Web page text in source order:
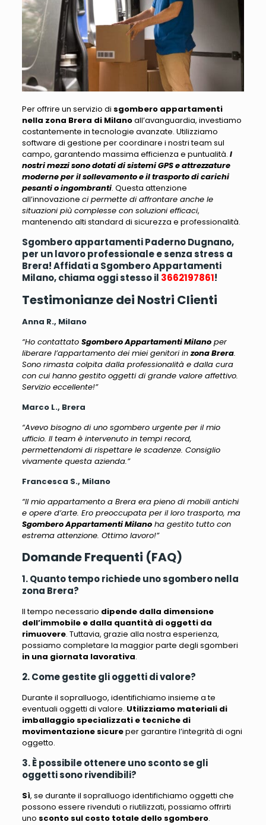
Per offrire un servizio di sgombero appartamenti
nella zona Brera di Milanoall’avanguardia, investiamo
costantemente in tecnologie avanzate. Utilizziamo
software di gestione per coordinare i nostri team sul
campo, garantendo massima efficienza e puntualità. I
nostri mezzi sono dotati di sistemi GPS e attrezzature
moderne per il sollevamento e il trasporto di carichi
pesanti o ingombranti. Questa attenzione
all’innovazione ci permette di affrontare anche le
situazioni più complesse con soluzioni efficaci,
mantenendo alti standard di sicurezza e professionalità.
Sgombero appartamenti Paderno Dugnano,
per un lavoro professionale e senza stress a
Brera! Affidati a Sgombero Appartamenti
Milano, chiama oggi stesso il 3662197861!
Testimonianze dei Nostri Clienti
Anna R., Milano
“Ho contattato Sgombero Appartamenti Milanoper
liberare l’appartamento dei miei genitori inzona Brera.
Sono rimasta colpita dalla professionalità e dalla cura
con cui hanno gestito oggetti di grande valore affettivo.
Servizio eccellente!”
Marco L., Brera
“Avevo bisogno di uno sgombero urgente per il mio
ufficio. Il team è intervenuto in tempi record,
permettendomi di rispettare le scadenze. Consiglio
vivamente questa azienda.”
Francesca S., Milano
“Il mio appartamento a Brera era pieno di mobili antichi
e opere d’arte. Ero preoccupata per il loro trasporto, ma
Sgombero Appartamenti Milanoha gestito tutto con
estrema attenzione. Ottimo lavoro!”
Domande Frequenti (FAQ)
1. Quanto tempo richiede uno sgombero nella
zona Brera?
Il tempo necessario dipende dalla dimensione
dell’immobile e dalla quantità di oggetti da
rimuovere. Tuttavia, grazie alla nostra esperienza,
possiamo completare la maggior parte degli sgomberi
in una giornata lavorativa.
2. Come gestite gli oggetti di valore?
Durante il sopralluogo, identifichiamo insieme a te
eventuali oggetti di valore. Utilizziamo materiali di
imballaggio specializzati e tecniche di
movimentazione sicureper garantire l’integrità di ogni
oggetto.
3. È possibile ottenere uno sconto se gli
oggetti sono rivendibili?
Sì, se durante il sopralluogo identifichiamo oggetti che
possono essere rivenduti o riutilizzati, possiamo offrirti
uno sconto sul costo totale dello sgombero.